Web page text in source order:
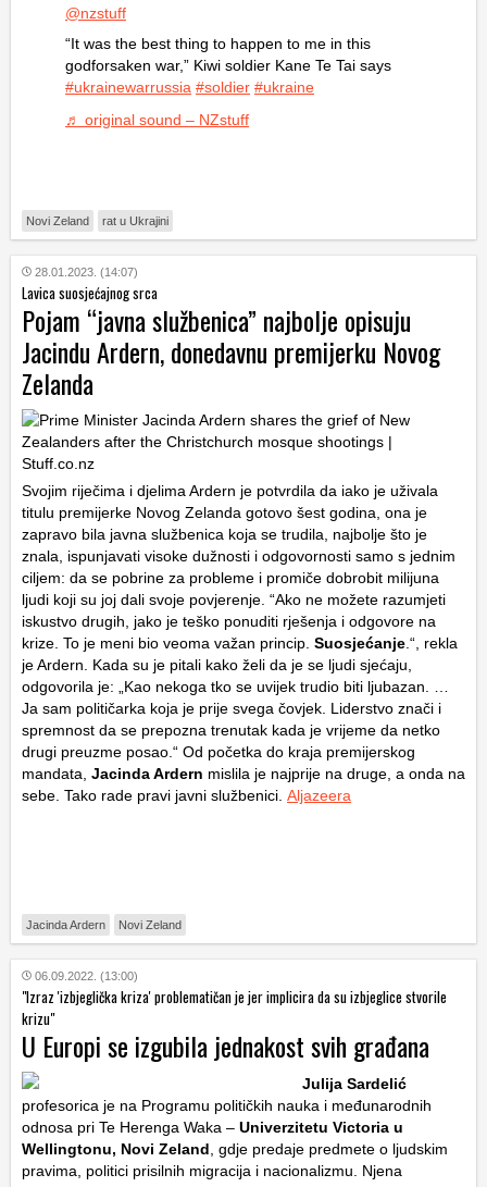
@nzstuff
“It was the best thing to happen to me in this
godforsaken war,” Kiwi soldier Kane Te Tai says
#ukrainewarrussia #soldier #ukraine
♬ original sound – NZstuff
Novi Zeland rat u Ukrajini
28.01.2023. (14:07)
Lavica suosjećajnog srca
Pojam “javna službenica” najbolje opisuju
Jacindu Ardern, donedavnu premijerku Novog
Zelanda
Svojim riječima i djelima Ardern je potvrdila da iako je uživala
titulu premijerke Novog Zelanda gotovo šest godina, ona je
zapravo bila javna službenica koja se trudila, najbolje što je
znala, ispunjavati visoke dužnosti i odgovornosti samo s jednim
ciljem: da se pobrine za probleme i promiče dobrobit milijuna
ljudi koji su joj dali svoje povjerenje. “Ako ne možete razumjeti
iskustvo drugih, jako je teško ponuditi rješenja i odgovore na
krize. To je meni bio veoma važan princip. Suosjećanje .“, rekla
je Ardern. Kada su je pitali kako želi da je se ljudi sjećaju,
odgovorila je: „Kao nekoga tko se uvijek trudio biti ljubazan. …
Ja sam političarka koja je prije svega čovjek. Liderstvo znači i
spremnost da se prepozna trenutak kada je vrijeme da netko
drugi preuzme posao.“ Od početka do kraja premijerskog
mandata, Jacinda Ardern mislila je najprije na druge, a onda na
sebe. Tako rade pravi javni službenici. Aljazeera
Jacinda Ardern Novi Zeland
06.09.2022. (13:00)
"Izraz 'izbjeglička kriza' problematičan je jer implicira da su izbjeglice stvorile
krizu"
U Europi se izgubila jednakost svih građana
Julija Sardelić
profesorica je na Programu političkih nauka i međunarodnih
odnosa pri Te Herenga Waka – Univerzitetu Victoria u
Wellingtonu, Novi Zeland , gdje predaje predmete o ljudskim
pravima, politici prisilnih migracija i nacionalizmu. Njena